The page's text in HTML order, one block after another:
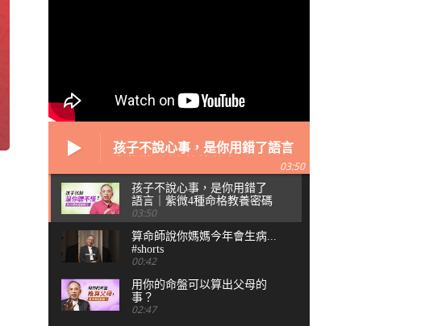
孩子不說心事，是你用錯了語言
03:50
孩子不說心事，是你用錯了
語言｜紫微4種命格教養密碼
03:50
算命師說你媽媽今年會生病...
#shorts
00:42
用你的命盤可以算出父母的
事？
02:47